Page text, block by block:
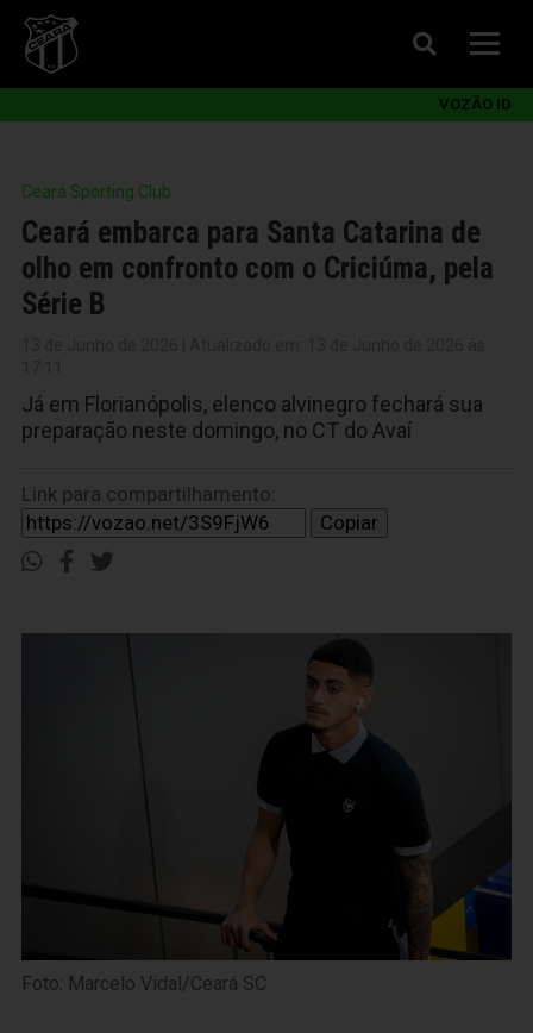
VOZÃO ID
Ceará Sporting Club
Ceará embarca para Santa Catarina de
olho em confronto com o Criciúma, pela
Série B
Já em Florianópolis, elenco alvinegro fechará sua
preparação neste domingo, no CT do Avaí
Link para compartilhamento:
Copiar
Foto: Marcelo Vidal/Ceará SC